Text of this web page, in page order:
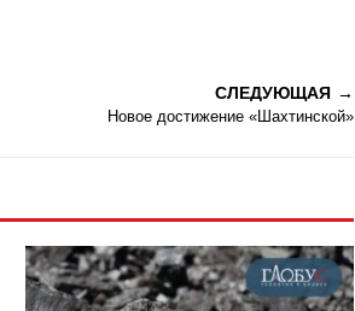
СЛЕДУЮЩАЯ
Новое достижение «Шахтинской»